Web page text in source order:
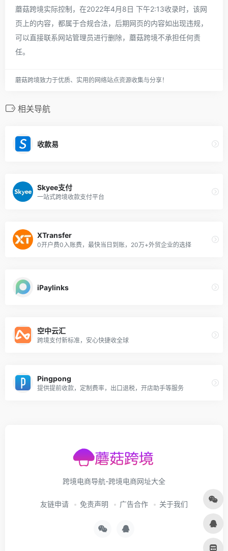
蘑菇跨境实际控制，在2022年4月8日 下午2:13收录时，该网
页上的内容，都属于合规合法，后期网页的内容如出现违规，
可以直接联系网站管理员进行删除，蘑菇跨境不承担任何责
任。
蘑菇跨境致力于优质、实用的网络站点资源收集与分享！
相关导航
收款易
Skyee支付
一站式跨境收款支付平台
XTransfer
0开户费0入账费，最快当日到账，20万+外贸企业的选择
iPaylinks
空中云汇
跨境支付新标准，安心快捷收全球
Pingpong
提供提前收款，定制费率，出口退税，开店助手等服务
跨境电商导航-跨境电商网址大全
友链申请 免责声明 广告合作 关于我们